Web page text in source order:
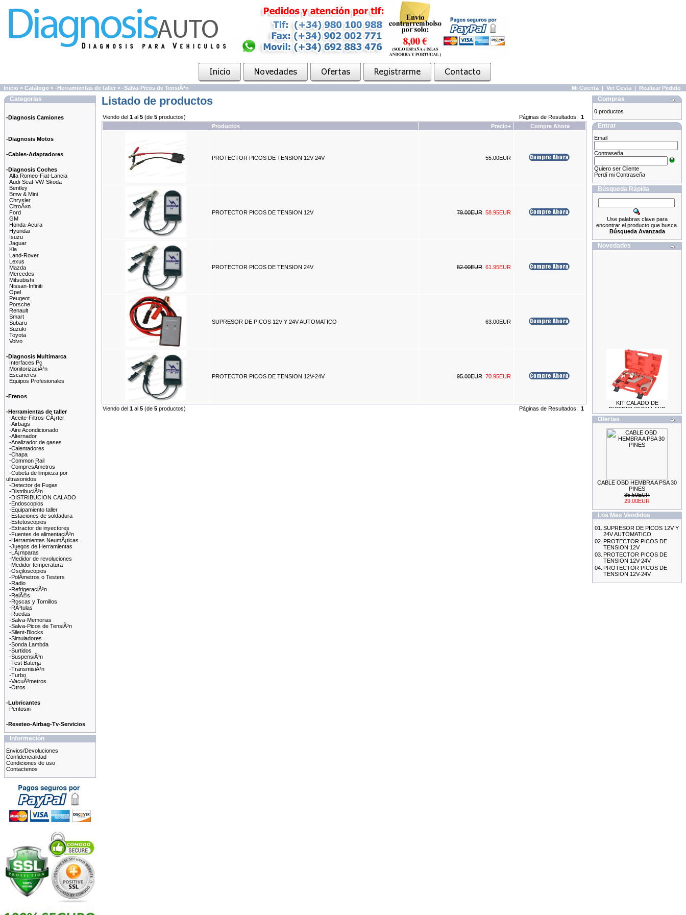
Inicio » Catálogo » -Herramientas de taller » -Salva-Picos de TensiÃ³n Mi Cuenta | Ver Cesta | Realizar Pedido
Categorias
-Diagnosis Camiones
-Diagnosis Motos
-Cables-Adaptadores
-Diagnosis Coches
Alfa Romeo-Fiat-Lancia
Audi-Seat-VW-Skoda
Bentley
Bmw & Mini
Chrysler
CitroÃ«n
Ford
GM
Honda-Acura
Hyundai
Isuzu
Jaguar
Kia
Land-Rover
Lexus
Mazda
Mercedes
Mitsubishi
Nissan-Infiniti
Opel
Peugeot
Porsche
Renault
Smart
Subaru
Suzuki
Toyota
Volvo
-Diagnosis Multimarca
Interfaces Pc
MonitorizaciÃ³n
Escaneres
Equipos Profesionales
-Frenos
-Herramientas de taller
-Aceite-Filtros-CÃ¡rter
-Airbags
-Aire Acondicionado
-Alternador
-Analizador de gases
-Calentadores
-Chapa
-Common Rail
-CompresÃ­metros
-Cubeta de limpieza por
ultrasonidos
-Detector de Fugas
-DistribuciÃ³n
-DISTRIBUCION CALADO
-Endoscopios
-Equipamiento taller
-Estaciones de soldadura
-Estetoscopios
-Extractor de inyectores
-Fuentes de alimentaciÃ³n
-Herramientas NeumÃ¡ticas
-Juegos de Herramientas
-LÃ¡mparas
-Medidor de revoluciones
-Medidor temperatura
-Osciloscopios
-PolÃ­metros o Testers
-Radio
-RefrigeraciÃ³n
-RelÃ©s
-Roscas y Tornillos
-RÃ³tulas
-Ruedas
-Salva-Memorias
-Salva-Picos de TensiÃ³n
-Silent-Blocks
-Simuladores
-Sonda Lambda
-Surtidos
-SuspensiÃ³n
-Test Bateria
-TransmisiÃ³n
-Turbo
-VacuÃ³metros
-Otros
-Lubricantes
Pentosin
-Reseteo-Airbag-Tv-Servicios
Información
Envios/Devoluciones
Confidencialidad
Condiciones de uso
Contactenos
Listado de productos
Viendo del 1 al 5 (de 5 productos) Páginas de Resultados: 1
Productos
Precio+ Compre Ahora
PROTECTOR PICOS DE TENSION 12V-24V 55.00EUR
PROTECTOR PICOS DE TENSION 12V 79.00EUR 58.95EUR
PROTECTOR PICOS DE TENSION 24V 82.00EUR 61.95EUR
SUPRESOR DE PICOS 12V Y 24V AUTOMATICO 63.00EUR
PROTECTOR PICOS DE TENSION 12V-24V 95.00EUR 70.95EUR
Viendo del 1 al 5 (de 5 productos) Páginas de Resultados: 1
Compras
0 productos
Entrar
Email
Contraseña
Quiero ser Cliente
Perdí mi Contraseña
Búsqueda Rápida
Use palabras clave para
encontrar el producto que busca.
Búsqueda Avanzada
Novedades
KIT CALADO DE
DISTRIBUCION LAND
ROVER / JAGUAR 2.0
69.99EUR
59.99EUR
---------
KIT DE CALADO FORD
MOTORES 2.0L
ECOBOOST
69.99EUR
---------
ESCANER DE DIAGNOSIS
Ofertas
CABLE OBD HEMBRA A PSA 30
PINES
35.59EUR
29.00EUR
Los Mas Vendidos
01. SUPRESOR DE PICOS 12V Y
24V AUTOMATICO
02. PROTECTOR PICOS DE
TENSION 12V
03. PROTECTOR PICOS DE
TENSION 12V-24V
04. PROTECTOR PICOS DE
TENSION 12V-24V